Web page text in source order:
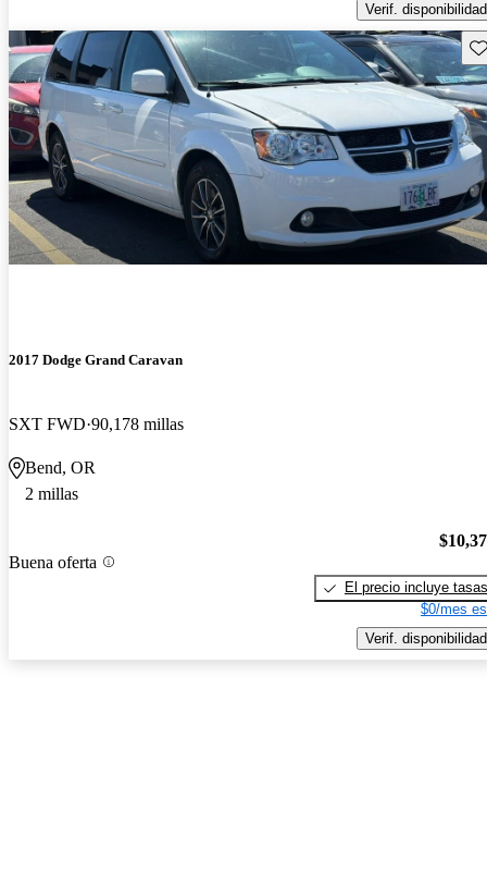
Verif. disponibilidad
2017 Dodge Grand Caravan
SXT FWD 90,178 millas
Bend, OR
2 millas
Buena oferta
El precio incluye tasas
$0/mes
Verif. disponibilidad